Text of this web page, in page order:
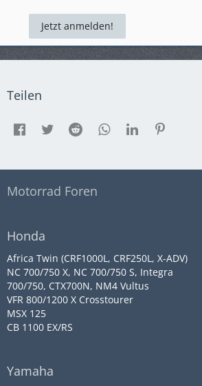
Jetzt anmelden!
Teilen
Motorrad Foren
Honda
Africa Twin (CRF1000L, CRF250L, X-ADV)
NC 700/750 X, NC 700/750 S, Integra
700/750, CTX700N, NM4 Vultus
VFR 800/1200 X Crosstourer
MSX 125
CB 1100 EX/RS
Yamaha